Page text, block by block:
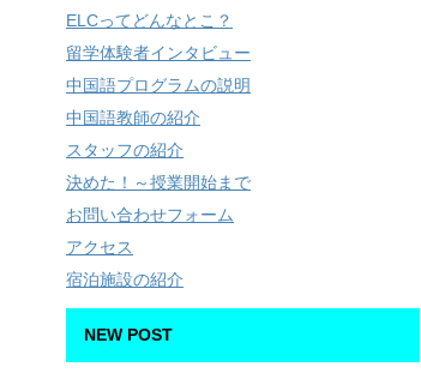
ELCってどんなとこ？
留学体験者インタビュー
中国語プログラムの説明
中国語教師の紹介
スタッフの紹介
決めた！～授業開始まで
お問い合わせフォーム
アクセス
宿泊施設の紹介
NEW POST